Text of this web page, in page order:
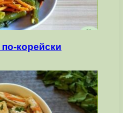
корейски